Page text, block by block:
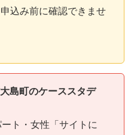
込み前に確認できませ
島町のケーススタデ
ト・女性「サイトに